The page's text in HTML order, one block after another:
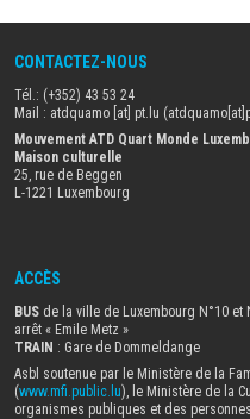
CONTACTEZ-NOUS
Tél.: (+352) 43 53 24
Mail : atdquamo [at] pt lu
Mouvement ATD Quart Monde
Maison culturelle
25, rue de Beggen
L-1221 Luxembourg
ACCÈS
BUS de la ville de Luxembourg N°10 et
arrêt « Emile Metz »
TRAIN : Gare de Dommeldange
Asbl soutenue par le Ministère de la
(www.mfi.public.lu), le Ministère de la
organismes publiques et des